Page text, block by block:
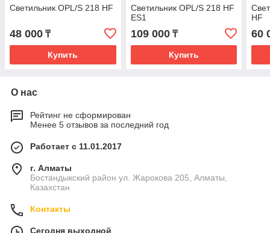
Светильник OPL/S 218 HF
48 000 ₸
Купить
Светильник OPL/S 218 HF
ES1
109 000₸
Купить
HF
60
О нас
Рейтинг не сформирован
Менее 5 отзывов за последний год
Работает с 11.01.2017
г. Алматы
Бостандыкский район ул. Жарокова 205, Алматы,
Казахстан
Контакты
Сегодня выходной